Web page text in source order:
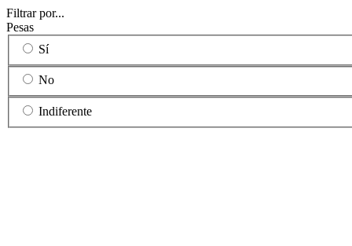
Filtrar por...
Pesas
Sí
No
Indiferente